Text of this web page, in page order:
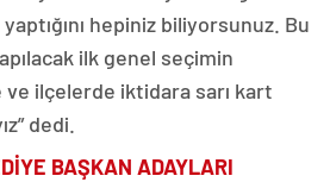
hepiniz biliyorsunuz. Bu
ilk genel seçimin
ve ilçelerde iktidara sarı kart
dedi.
BAŞKAN ADAYLARI